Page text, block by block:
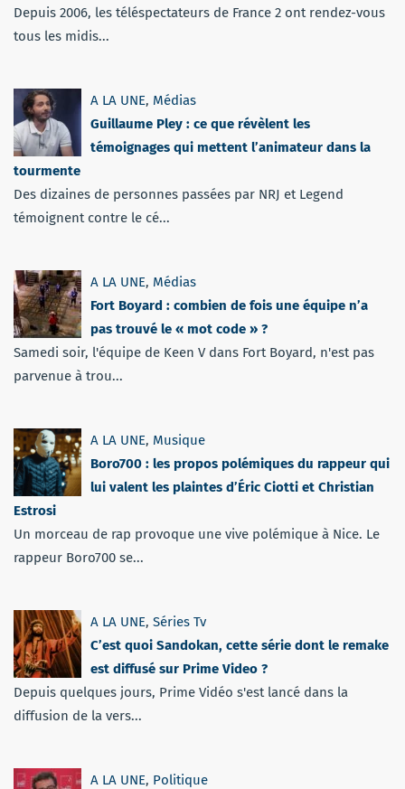
Depuis 2006, les téléspectateurs de France 2 ont rendez-vous
tous les midis...
A LA UNE, Médias
Guillaume Pley : ce que révèlent les
témoignages qui mettent l’animateur dans la
tourmente
Des dizaines de personnes passées par NRJ et Legend
témoignent contre le cé...
A LA UNE, Médias
Fort Boyard : combien de fois une équipe n’a
pas trouvé le « mot code » ?
Samedi soir, l'équipe de Keen V dans Fort Boyard, n'est pas
parvenue à trou...
A LA UNE, Musique
Boro700 : les propos polémiques du rappeur qui
lui valent les plaintes d’Éric Ciotti et Christian
Estrosi
Un morceau de rap provoque une vive polémique à Nice. Le
rappeur Boro700 se...
A LA UNE, Séries Tv
C’est quoi Sandokan, cette série dont le remake
est diffusé sur Prime Video ?
Depuis quelques jours, Prime Vidéo s'est lancé dans la
diffusion de la vers...
A LA UNE, Politique